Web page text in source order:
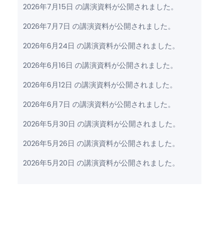
2026年7月15日 の講演資料が公開されました。
2026年7月7日 の講演資料が公開されました。
2026年6月24日 の講演資料が公開されました。
2026年6月16日 の講演資料が公開されました。
2026年6月12日 の講演資料が公開されました。
2026年6月7日 の講演資料が公開されました。
2026年5月30日 の講演資料が公開されました。
2026年5月26日 の講演資料が公開されました。
2026年5月20日 の講演資料が公開されました。